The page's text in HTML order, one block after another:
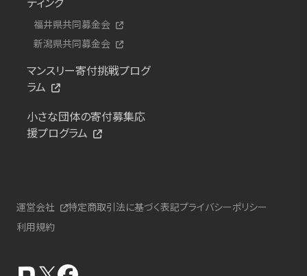
福井県共同募金会
新潟県共同募金会
マンスリー寄付挑戦プログ
ラム
小さな団体の寄付募集応
援プログラム
運営会社 特定商取引法に基づく表記プライバシーポリシー
利用規約